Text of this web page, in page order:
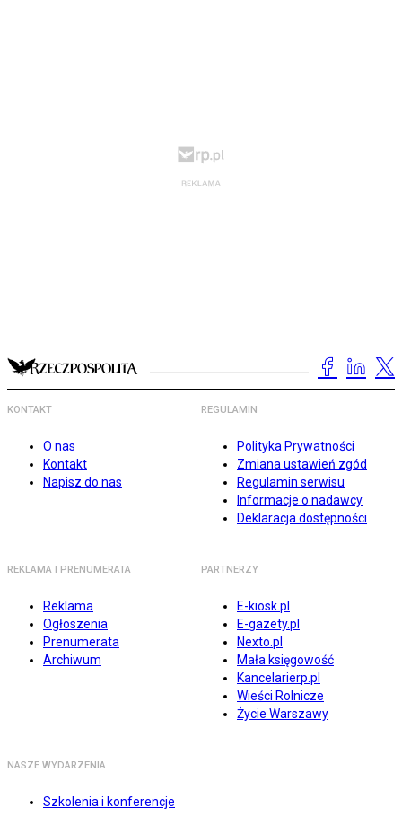
KONTAKT
O nas
Kontakt
Napisz do nas
REGULAMIN
Polityka Prywatności
Zmiana ustawień zgód
Regulamin serwisu
Informacje o nadawcy
Deklaracja dostępności
REKLAMA I PRENUMERATA
Reklama
Ogłoszenia
Prenumerata
Archiwum
PARTNERZY
E-kiosk.pl
E-gazety.pl
Nexto.pl
Mała księgowość
Kancelarierp.pl
Wieści Rolnicze
Życie Warszawy
NASZE WYDARZENIA
Szkolenia i konferencje